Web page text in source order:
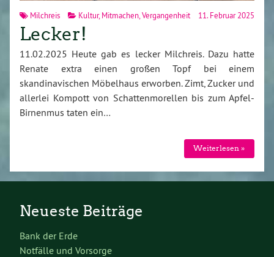
Milchreis Kultur,Mitmachen,Vergangenheit 11. Februar 2025
Lecker!
11.02.2025 Heute gab es lecker Milchreis. Dazu hatte
Renate extra einen großen Topf bei einem
skandinavischen Möbelhaus erworben. Zimt, Zucker und
allerlei Kompott von Schattenmorellen bis zum Apfel-
Birnenmus taten ein…
Weiterlesen »
Neueste Beiträge
Bank der Erde
Notfälle und Vorsorge